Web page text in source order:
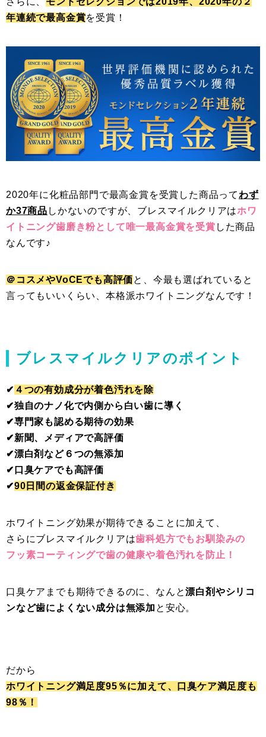
年連続で最高金賞を受賞！
2020年に化粧品部門で最高金賞を受賞した商品ってわず
か37商品 しかないのですが、ブレスマイルクリアはホワ
イトニング歯磨き粉として唯一最高金賞を受賞 した商品
なんです♪
＠コスメやVoCEでも高評価と、今最も選ばれていると
言ってもいいくらい、本格派ホワイトニングなんです！
ブレスマイルクリアのポイント
✔︎ ４つの有効成分が着色汚れを除
✔︎独自のナノ化で内側から白い歯に導く
✔︎専門家も認める期待の効果
✔︎新聞、メディアで高評価
✔︎漂白剤など６つの無添加
✔︎口臭ケアでも高評価
✔︎90日間の返金保証付き
ホワイトニング効果が期待できることに加えて、
さらにブレスマイルクリアは歯科処方でもお馴染みの
フッ素コーティングで歯の健康や着色汚れを防止！
口臭ケアまでも期待できるのに、なんと漂白剤やシリコ
ンなど歯によくない成分は無添加 と安心。
だから
ホワイトニング満足度95％に加えて、口臭ケア満足度も
98％！